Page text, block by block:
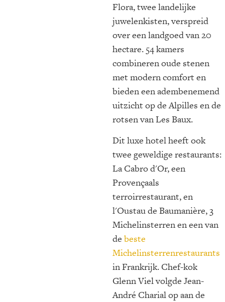
Flora, twee landelijke
juwelenkisten, verspreid
over een landgoed van 20
hectare. 54 kamers
combineren oude stenen
met modern comfort en
bieden een adembenemend
uitzicht op de Alpilles en de
rotsen van Les Baux.
Dit luxe hotel heeft ook
twee geweldige restaurants:
La Cabro d'Or, een
Provençaals
terroirrestaurant, en
l'Oustau de Baumanière, 3
Michelinsterren en een van
de beste
Michelinsterrenrestaurants
in Frankrijk. Chef-kok
Glenn Viel volgde Jean-
André Charial op aan de